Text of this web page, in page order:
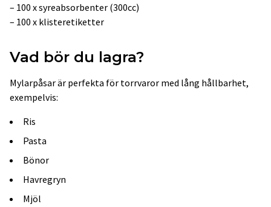
– 100 x syreabsorbenter (300cc)
– 100 x klisteretiketter
Vad bör du lagra?
Mylarpåsar är perfekta för torrvaror med lång hållbarhet,
exempelvis:
Ris
Pasta
Bönor
Havregryn
Mjöl